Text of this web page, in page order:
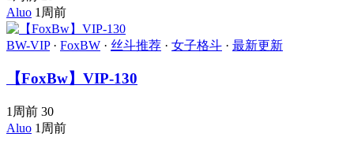
Aluo 1周前
BW-VIP· FoxBW · 丝斗推荐 · 女子格斗 · 最新更新
【FoxBw】VIP-130
1周前 30
Aluo 1周前